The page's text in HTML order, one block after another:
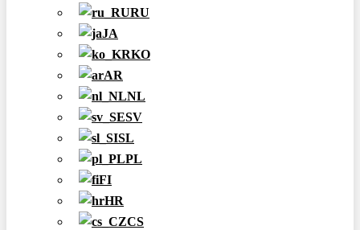
RU
JA
KO
AR
NL
SV
SL
PL
FI
HR
CS